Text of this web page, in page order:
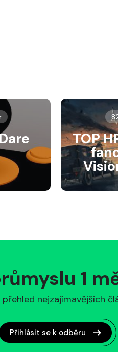
TOP
1
nejzajímavějších
Přihlásit se k odběru